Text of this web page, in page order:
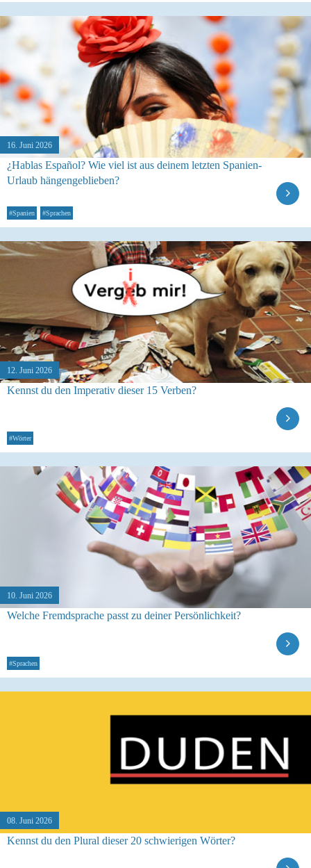
16. Juni 2026
¿Hablas Español? Wie viel ist aus deinem letzten Spanien-
Urlaub hängengeblieben?
#Spanien #Sprachen
12. Juni 2026
Kennst du den Imperativ dieser 15 Verben?
#Wörter
10. Juni 2026
Welche Fremdsprache passt zu deiner Persönlichkeit?
#Sprachen
08. Juni 2026
Kennst du den Plural dieser 20 schwierigen Wörter?